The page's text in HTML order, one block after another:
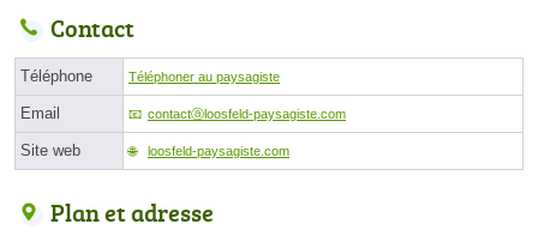
Contact
Téléphone Téléphoner au paysagiste
Email contactⓐloosfeld-paysagiste.com
Site web loosfeld-paysagiste.com
Plan et adresse